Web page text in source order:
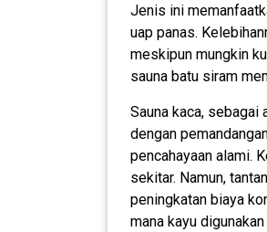
Jenis ini
uap panas.
meskipun mungkin
sauna batu siram
Sauna kaca, sebagai
dengan
pencahayaan alami.
sekitar. Namun,
peningkatan biaya
mana kayu